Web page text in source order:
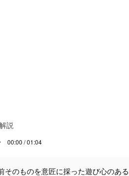
説
00:00 / 01:04
そのものを意匠に採った遊び心のあ